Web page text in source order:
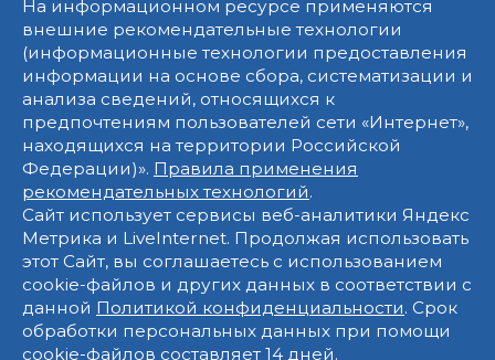
На информационном ресурсе применяются
внешние рекомендательные технологии
(информационные технологии предоставления
информации на основе сбора, систематизации и
анализа сведений, относящихся к
предпочтениям пользователей сети «Интернет»,
находящихся на территории Российской
Федерации)». Правила применения
рекомендательных технологий.
Сайт использует сервисы веб-аналитики Яндекс
Метрика и LiveInternet. Продолжая использовать
этот Сайт, вы соглашаетесь с использованием
cookie-файлов и других данных в соответствии с
данной Политикой конфиденциальности. Срок
обработки персональных данных при помощи
cookie-файлов составляет 14 дней.